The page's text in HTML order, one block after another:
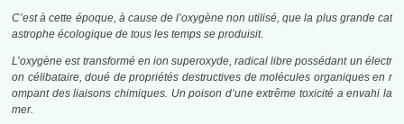
C’est à cette époque, à cause de l’oxygène non utilisé, que la plus grande cat
astrophe écologique de tous les temps se produisit.
L’oxygène est transformé en ion superoxyde, radical libre possédant un électr
on célibataire, doué de propriétés destructives de molécules organiques en r
ompant des liaisons chimiques. Un poison d’une extrême toxicité a envahi la
mer.